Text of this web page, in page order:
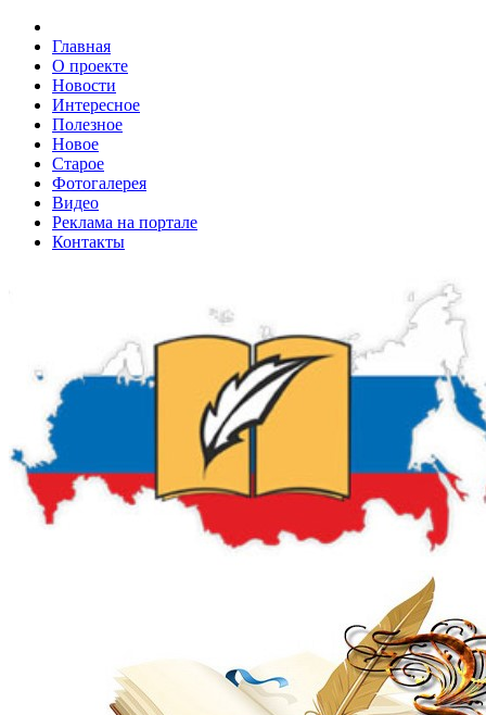
Главная
О проекте
Новости
Интересное
Полезное
Новое
Старое
Фотогалерея
Видео
Реклама на портале
Контакты